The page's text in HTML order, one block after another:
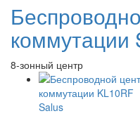
коммутации
8-зонный центр